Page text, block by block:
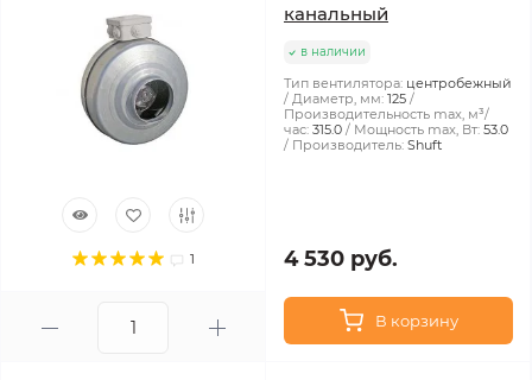
1
канальный
в наличии
Тип вентилятора: центробежный
Диаметр, мм: 125
Производительность max, м³/
час: 315.0 Мощность max, Вт: 53.0
Производитель: Shuft
4 530 руб.
В корзину